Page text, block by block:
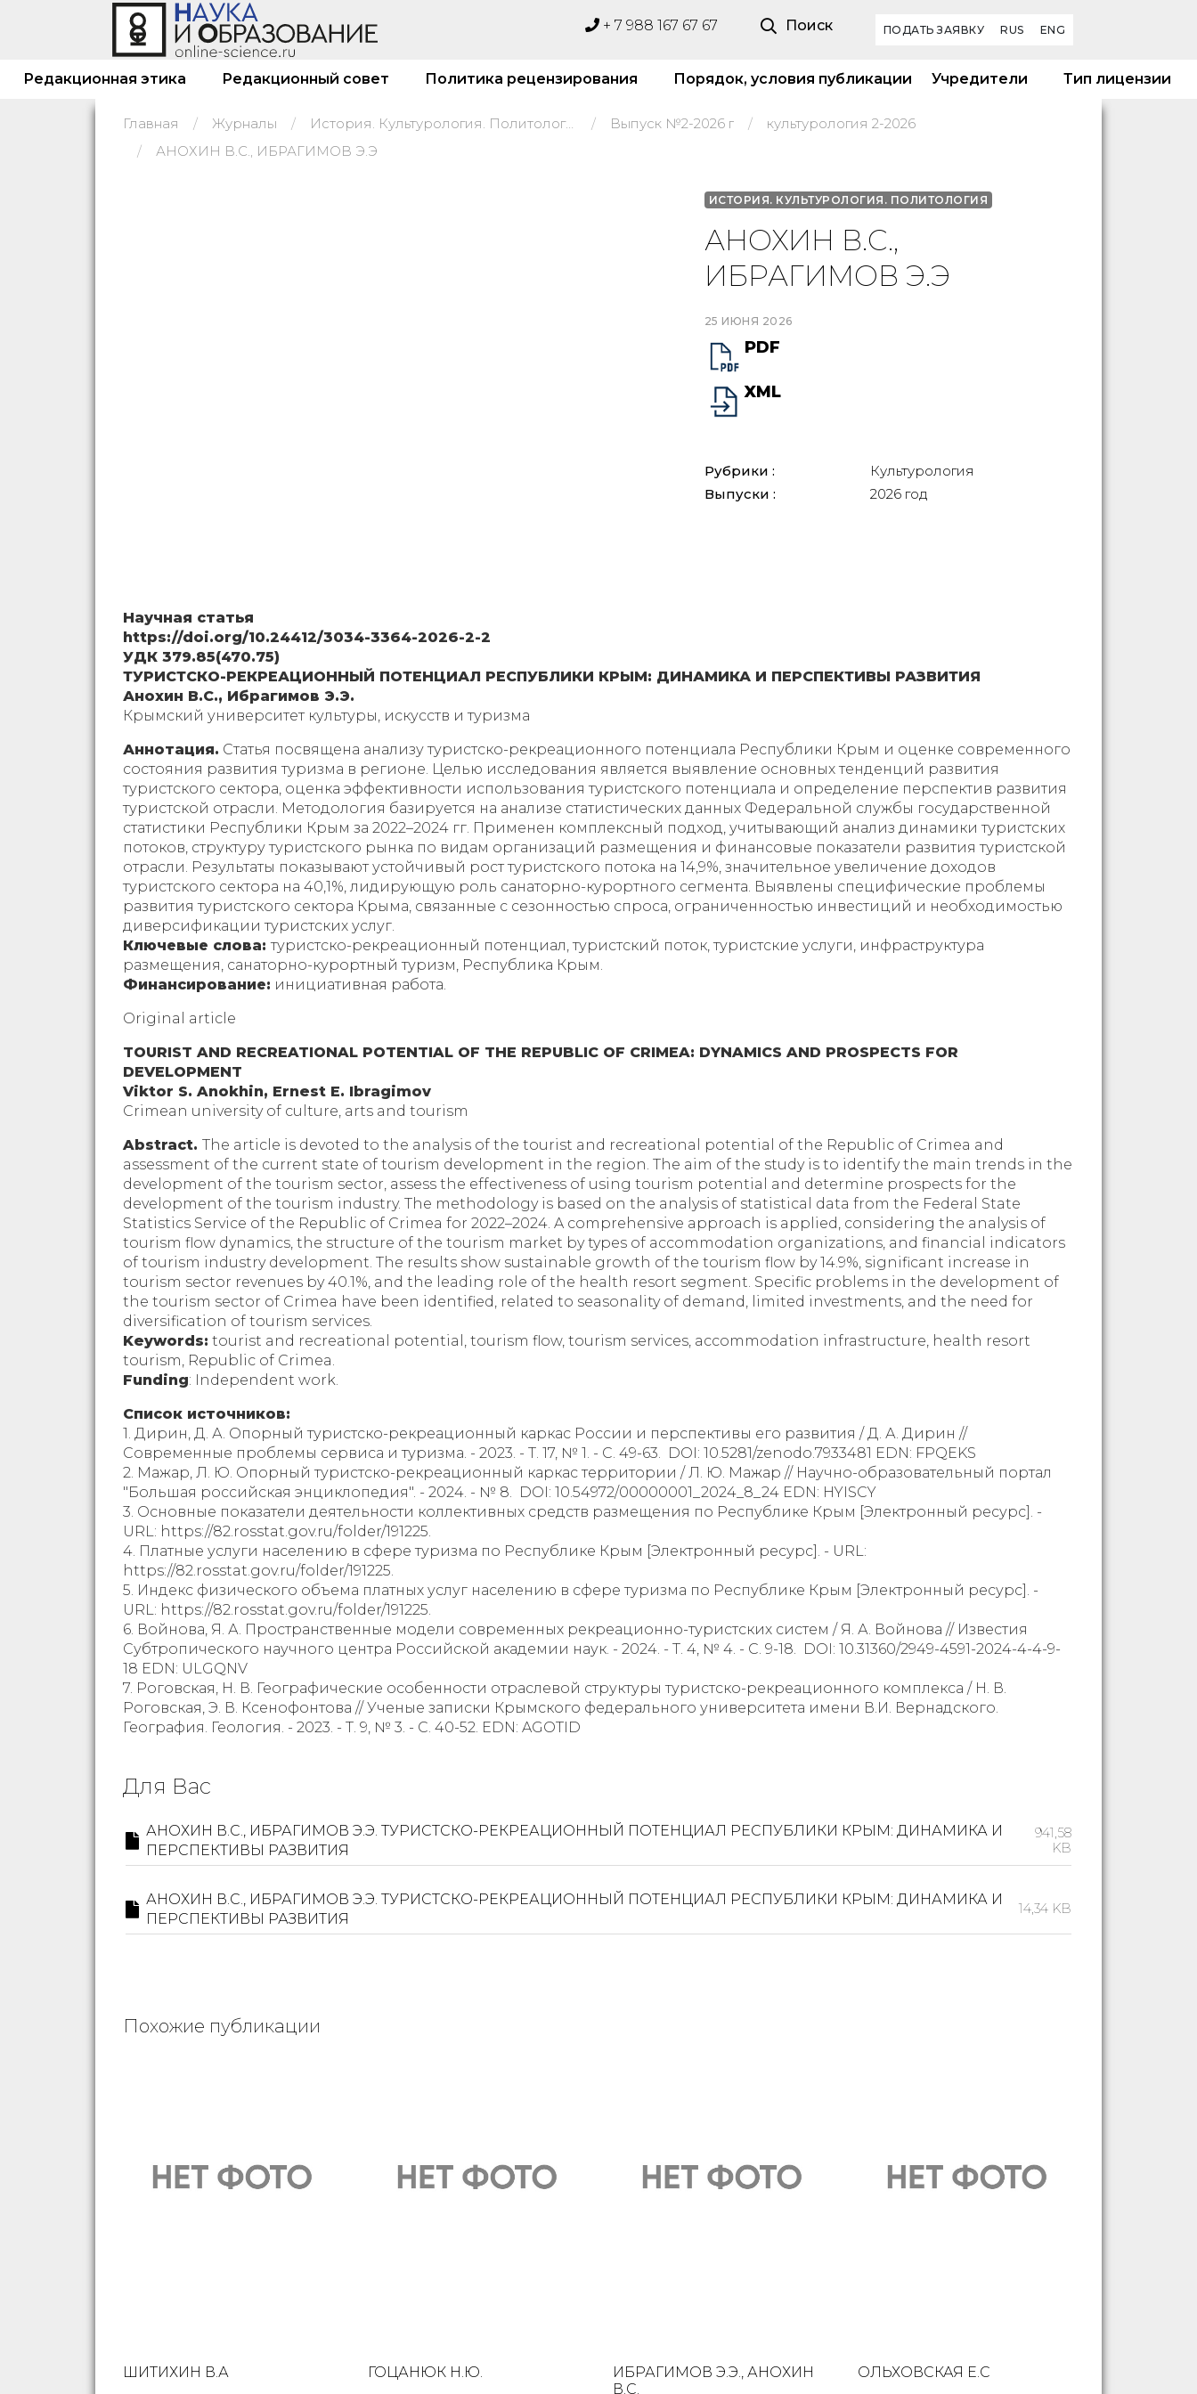
+ 7 988 167 67 67 Поиск ПОДАТЬ ЗАЯВКУ RUS ENG
Редакционная этика Редакционный совет Политика рецензирования Порядок, условия публикации Учредители Тип лицензии
Главная Журналы История. Культурология. Политология Выпуск №2-2026 г
культурология 2-2026
АНОХИН В.С., ИБРАГИМОВ Э.Э
ИСТОРИЯ. КУЛЬТУРОЛОГИЯ. ПОЛИТОЛОГИЯ
АНОХИН В.С.,
ИБРАГИМОВ Э.Э
25 ИЮНЯ 2026
PDF
XML
Рубрики :
Культурология
Выпуски :
2026 год
Научная статья
https://doi.org/10.24412/3034-3364-2026-2-2
УДК 379.85(470.75)
ТУРИСТСКО-РЕКРЕАЦИОННЫЙ ПОТЕНЦИАЛ РЕСПУБЛИКИ КРЫМ: ДИНАМИКА И ПЕРСПЕКТИВЫ РАЗВИТИЯ
Анохин В.С., Ибрагимов Э.Э.
Крымский университет культуры, искусств и туризма
Аннотация. Статья посвящена анализу туристско-рекреационного потенциала Республики Крым и оценке современного
состояния развития туризма в регионе. Целью исследования является выявление основных тенденций развития
туристского сектора, оценка эффективности использования туристского потенциала и определение перспектив развития
туристской отрасли. Методология базируется на анализе статистических данных Федеральной службы государственной
статистики Республики Крым за 2022–2024 гг. Применен комплексный подход, учитывающий анализ динамики туристских
потоков, структуру туристского рынка по видам организаций размещения и финансовые показатели развития туристской
отрасли. Результаты показывают устойчивый рост туристского потока на 14,9%, значительное увеличение доходов
туристского сектора на 40,1%, лидирующую роль санаторно-курортного сегмента. Выявлены специфические проблемы
развития туристского сектора Крыма, связанные с сезонностью спроса, ограниченностью инвестиций и необходимостью
диверсификации туристских услуг.
Ключевые слова:туристско-рекреационный потенциал, туристский поток, туристские услуги, инфраструктура
размещения, санаторно-курортный туризм, Республика Крым.
Финансирование: инициативная работа.
Original article
TOURIST AND RECREATIONAL POTENTIAL OF THE REPUBLIC OF CRIMEA: DYNAMICS AND PROSPECTS FOR
DEVELOPMENT
Viktor S. Anokhin, Ernest E. Ibragimov
Crimean university of culture, arts and tourism
Abstract. The article is devoted to the analysis of the tourist and recreational potential of the Republic of Crimea and
assessment of the current state of tourism development in the region. The aim of the study is to identify the main trends in the
development of the tourism sector, assess the effectiveness of using tourism potential and determine prospects for the
development of the tourism industry. The methodology is based on the analysis of statistical data from the Federal State
Statistics Service of the Republic of Crimea for 2022–2024. A comprehensive approach is applied, considering the analysis of
tourism flow dynamics, the structure of the tourism market by types of accommodation organizations, and financial indicators
of tourism industry development. The results show sustainable growth of the tourism flow by 14.9%, significant increase in
tourism sector revenues by 40.1%, and the leading role of the health resort segment. Specific problems in the development of
the tourism sector of Crimea have been identified, related to seasonality of demand, limited investments, and the need for
diversification of tourism services.
Keywords: tourist and recreational potential, tourism flow, tourism services, accommodation infrastructure, health resort
tourism, Republic of Crimea.
Funding: Independent work.
Список источников:
1. Дирин, Д. А. Опорный туристско-рекреационный каркас России и перспективы его развития / Д. А. Дирин //
Современные проблемы сервиса и туризма. - 2023. - Т. 17, № 1. - С. 49-63. DOI: 10.5281/zenodo.7933481 EDN: FPQEKS
2. Мажар, Л. Ю. Опорный туристско-рекреационный каркас территории / Л. Ю. Мажар // Научно-образовательный портал
"Большая российская энциклопедия". - 2024. - № 8. DOI: 10.54972/00000001_2024_8_24 EDN: HYISCY
3. Основные показатели деятельности коллективных средств размещения по Республике Крым [Электронный ресурс]. -
URL: https://82.rosstat.gov.ru/folder/191225.
4. Платные услуги населению в сфере туризма по Республике Крым [Электронный ресурс]. - URL:
https://82.rosstat.gov.ru/folder/191225.
5. Индекс физического объема платных услуг населению в сфере туризма по Республике Крым [Электронный ресурс]. -
URL: https://82.rosstat.gov.ru/folder/191225.
6. Войнова, Я. А. Пространственные модели современных рекреационно-туристских систем / Я. А. Войнова // Известия
Субтропического научного центра Российской академии наук. - 2024. - Т. 4, № 4. - С. 9-18. DOI: 10.31360/2949-4591-2024-4-4-9-
18 EDN: ULGQNV
7. Роговская, Н. В. Географические особенности отраслевой структуры туристско-рекреационного комплекса / Н. В.
Роговская, Э. В. Ксенофонтова // Ученые записки Крымского федерального университета имени В.И. Вернадского.
География. Геология. - 2023. - Т. 9, № 3. - С. 40-52. EDN: AGOTID
Для Вас
АНОХИН В.С., ИБРАГИМОВ Э.Э. ТУРИСТСКО-РЕКРЕАЦИОННЫЙ ПОТЕНЦИАЛ РЕСПУБЛИКИ КРЫМ: ДИНАМИКА И
ПЕРСПЕКТИВЫ РАЗВИТИЯ
941,58
KB
АНОХИН В.С., ИБРАГИМОВ Э.Э. ТУРИСТСКО-РЕКРЕАЦИОННЫЙ ПОТЕНЦИАЛ РЕСПУБЛИКИ КРЫМ: ДИНАМИКА И
ПЕРСПЕКТИВЫ РАЗВИТИЯ
14,34 KB
Похожие публикации
ШИТИХИН В.А ГОЦАНЮК Н.Ю.
ИБРАГИМОВ Э.Э., АНОХИН
В.С.
ОЛЬХОВСКАЯ Е.С